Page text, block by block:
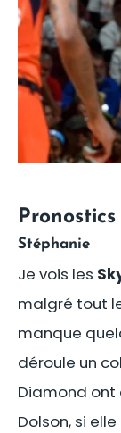
Pronostics
Stéphanie
Je vois les
malgré tout
manque
déroule un
Diamond
Dolson, si